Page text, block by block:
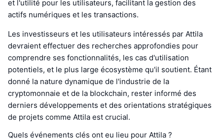
et l'utilité pour les utilisateurs, facilitant la gestion des
actifs numériques et les transactions.
Les investisseurs et les utilisateurs intéressés par Attila
devraient effectuer des recherches approfondies pour
comprendre ses fonctionnalités, les cas d'utilisation
potentiels, et le plus large écosystème qu'il soutient. Étant
donné la nature dynamique de l'industrie de la
cryptomonnaie et de la blockchain, rester informé des
derniers développements et des orientations stratégiques
de projets comme Attila est crucial.
Quels événements clés ont eu lieu pour Attila ?